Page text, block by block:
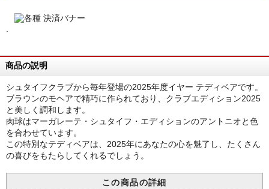
商品の説明
シュタイフクラブから毎年登場の2025年度イヤー テディベアです。
ブラウンのモヘアで精巧に作られており、クラブエディション2025
と美しく調和します。
肉球はマーガレーテ・シュタイフ・エディションのアントニオと色
を合わせています。
この特別なテディベアは、2025年にあなたの心を魅了し、たくさん
の喜びをもたらしてくれるでしょう。
この商品の詳細